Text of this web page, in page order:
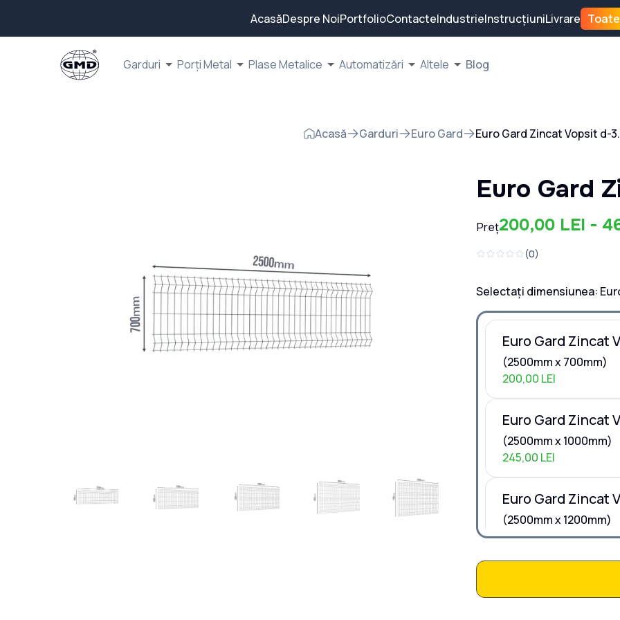
AcasăDespre NoiPortfolioContacteIndustrieInstrucțiuniLivrare
Garduri Porți Metal Plase Metalice Automatizări Altele Blog
Acasă Garduri Euro Gard Euro Gard Zincat Vopsit d-
Euro Gard
Preț200,00 LEI -
(0)
Selectați dimensiunea:
Euro Gard Zincat
(2500mm x 700mm)
200,00 LEI
Euro Gard Zincat
(2500mm x 1000mm)
245,00 LEI
Euro Gard Zincat
(2500mm x 1200mm)
265,00 LEI
(2500mm x 1500mm)